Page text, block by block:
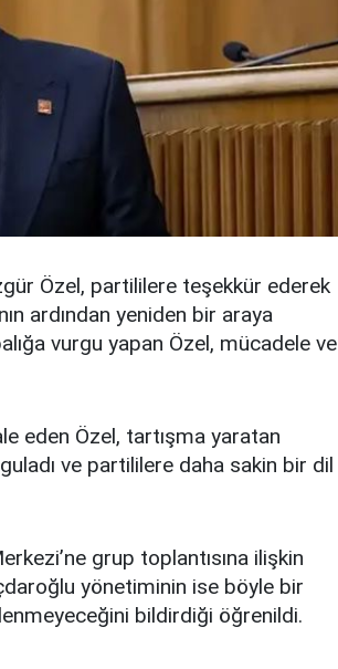
Özel, partililere teşekkür ederek
ardından yeniden bir araya
vurgu yapan Özel, mücadele ve
eden Özel, tartışma yaratan
ve partililere daha sakin bir dil
grup toplantısına ilişkin
yönetiminin ise böyle bir
bildirdiği öğrenildi.